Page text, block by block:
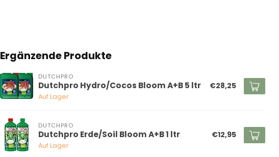
Ergänzende Produkte
DUTCHPRO
Dutchpro Hydro/Cocos Bloom A+B 5 ltr
Auf Lager
€28,25
DUTCHPRO
Dutchpro Erde/Soil Bloom A+B 1 ltr
Auf Lager
€12,95